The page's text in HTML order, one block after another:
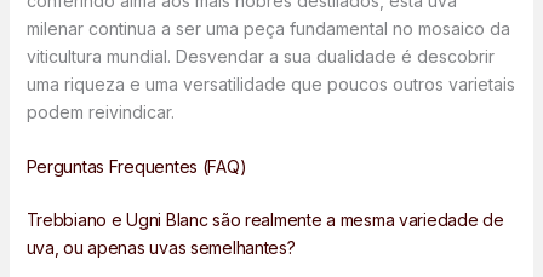
milenar continua a ser uma peça fundamental no mosaico da
viticultura mundial. Desvendar a sua dualidade é descobrir
uma riqueza e uma versatilidade que poucos outros varietais
podem reivindicar.
Perguntas Frequentes (FAQ)
Trebbiano e Ugni Blanc são realmente a mesma variedade de
uva, ou apenas uvas semelhantes?